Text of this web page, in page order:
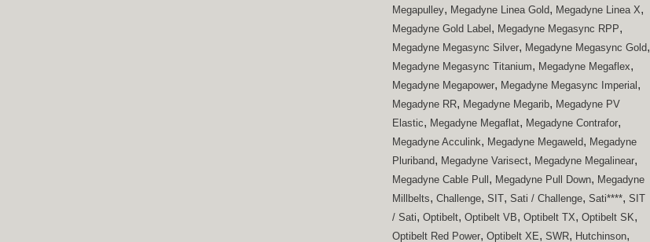
Megapulley, Megadyne Linea Gold, Megadyne Linea X,
Megadyne Gold Label , Megadyne Megasync RPP,
Megadyne Megasync Silver, Megadyne Megasync Gold,
Megadyne Megasync Titanium, Megadyne Megaflex,
Megadyne Megapower, Megadyne Megasync Imperial ,
Megadyne RR, Megadyne Megarib, Megadyne PV
Elastic, Megadyne Megaflat, Megadyne Contrafor,
Megadyne Acculink, Megadyne Megaweld, Megadyne
Pluriband, Megadyne Varisect, Megadyne Megalinear,
Megadyne Cable Pull , Megadyne Pull Down, Megadyne
Millbelts, Challenge, SIT, Sati / Challenge, Sati****, SIT
/ Sati, Optibelt, Optibelt VB, Optibelt TX, Optibelt SK,
Optibelt Red Power, Optibelt XE, SWR, Hutchinson,